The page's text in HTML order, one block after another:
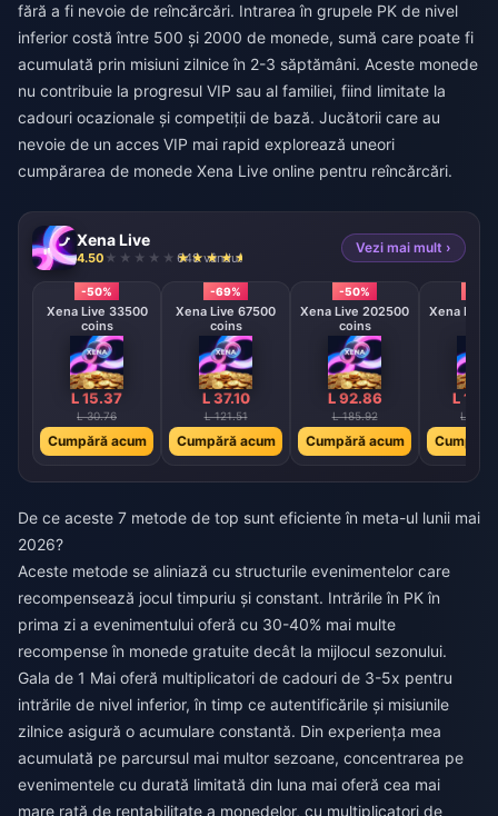
fără a fi nevoie de reîncărcări. Intrarea în grupele PK de nivel
inferior costă între 500 și 2000 de monede, sumă care poate fi
acumulată prin misiuni zilnice în 2-3 săptămâni. Aceste monede
nu contribuie la progresul VIP sau al familiei, fiind limitate la
cadouri ocazionale și competiții de bază. Jucătorii care au
nevoie de un acces VIP mai rapid explorează uneori
cumpărarea de monede Xena Live online pentru reîncărcări.
Xena Live
4.50 648 vândut
Vezi mai mult ›
-50%
Xena Live 33500
coins
L 15.37
L 30.76
Cumpără acum
-69%
Xena Live 67500
coins
L 37.10
L 121.51
Cumpără acum
-50%
Xena Live 202500
coins
L 92.86
L 185.92
Cumpără acum
Xena Live
L
L
Cumpără
De ce aceste 7 metode de top sunt eficiente în meta-ul lunii mai
2026?
Aceste metode se aliniază cu structurile evenimentelor care
recompensează jocul timpuriu și constant. Intrările în PK în
prima zi a evenimentului oferă cu 30-40% mai multe
recompense în monede gratuite decât la mijlocul sezonului.
Gala de 1 Mai oferă multiplicatori de cadouri de 3-5x pentru
intrările de nivel inferior, în timp ce autentificările și misiunile
zilnice asigură o acumulare constantă. Din experiența mea
acumulată pe parcursul mai multor sezoane, concentrarea pe
evenimentele cu durată limitată din luna mai oferă cea mai
mare rată de rentabilitate a monedelor, cu multiplicatori de